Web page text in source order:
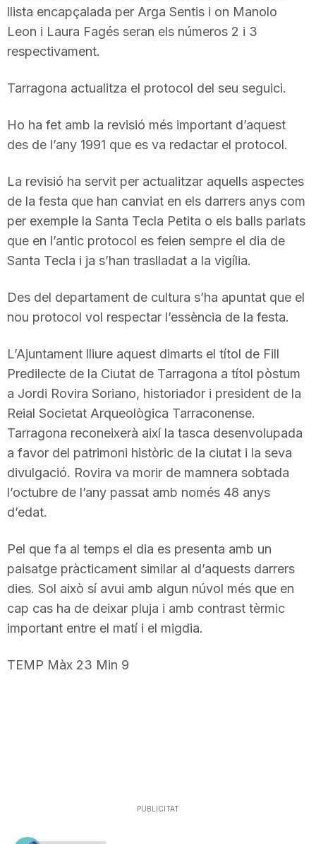
llista encapçalada per Arga Sentis i on Manolo
Leon i Laura Fagés seran els números 2 i 3
respectivament.
Tarragona actualitza el protocol del seu seguici.
Ho ha fet amb la revisió més important d’aquest
des de l’any 1991 que es va redactar el protocol.
La revisió ha servit per actualitzar aquells aspectes
de la festa que han canviat en els darrers anys com
per exemple la Santa Tecla Petita o els balls parlats
que en l’antic protocol es feien sempre el dia de
Santa Tecla i ja s’han traslladat a la vigília.
Des del departament de cultura s’ha apuntat que el
nou protocol vol respectar l’essència de la festa.
L’Ajuntament lliure aquest dimarts el títol de Fill
Predilecte de la Ciutat de Tarragona a títol pòstum
a Jordi Rovira Soriano, historiador i president de la
Reial Societat Arqueològica Tarraconense.
Tarragona reconeixerà així la tasca desenvolupada
a favor del patrimoni històric de la ciutat i la seva
divulgació. Rovira va morir de mamnera sobtada
l’octubre de l’any passat amb només 48 anys
d’edat.
Pel que fa al temps el dia es presenta amb un
paisatge pràcticament similar al d’aquests darrers
dies. Sol això sí avui amb algun núvol més que en
cap cas ha de deixar pluja i amb contrast tèrmic
important entre el matí i el migdia.
TEMP Màx 23 Min 9
PUBLICITAT